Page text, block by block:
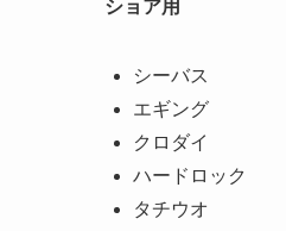
ショア用
シーバス
エギング
クロダイ
ハードロック
タチウオ